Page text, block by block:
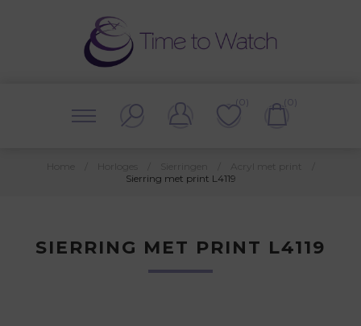
(0) (0)
Sierring met print L4119
SIERRING MET PRINT L4119